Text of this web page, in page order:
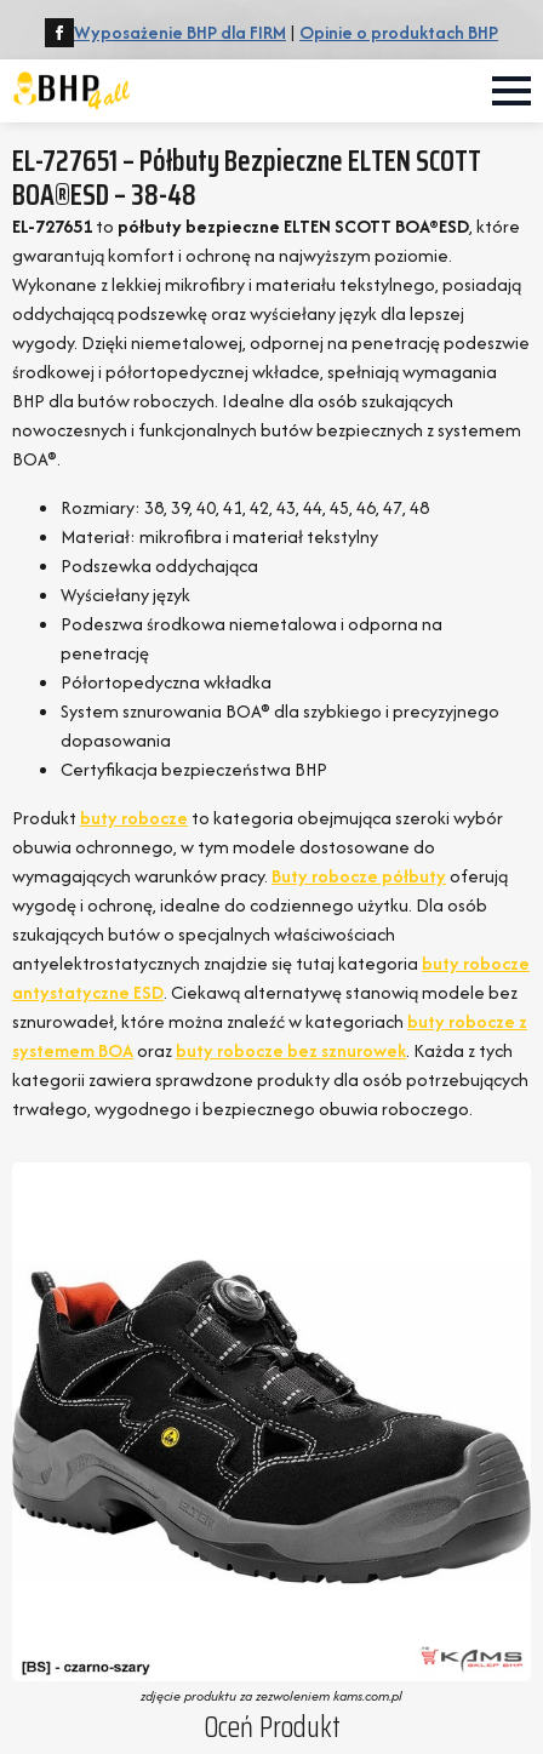
Wyposażenie BHP dla FIRM | Opinie o produktach BHP
EL-727651 – Półbuty Bezpieczne ELTEN SCOTT
BOA®ESD – 38-48
EL-727651to półbuty bezpieczne ELTEN SCOTT BOA®ESD, które
gwarantują komfort i ochronę na najwyższym poziomie.
Wykonane z lekkiej mikrofibry i materiału tekstylnego, posiadają
oddychającą podszewkę oraz wyściełany język dla lepszej
wygody. Dzięki niemetalowej, odpornej na penetrację podeszwie
środkowej i półortopedycznej wkładce, spełniają wymagania
BHP dla butów roboczych. Idealne dla osób szukających
nowoczesnych i funkcjonalnych butów bezpiecznych z systemem
BOA®.
Rozmiary: 38, 39, 40, 41, 42, 43, 44, 45, 46, 47, 48
Materiał: mikrofibra i materiał tekstylny
Podszewka oddychająca
Wyściełany język
Podeszwa środkowa niemetalowa i odporna na
penetrację
Półortopedyczna wkładka
System sznurowania BOA® dla szybkiego i precyzyjnego
dopasowania
Certyfikacja bezpieczeństwa BHP
Produkt buty robocze to kategoria obejmująca szeroki wybór
obuwia ochronnego, w tym modele dostosowane do
wymagających warunków pracy. Buty robocze półbutyoferują
wygodę i ochronę, idealne do codziennego użytku. Dla osób
szukających butów o specjalnych właściwościach
antyelektrostatycznych znajdzie się tutaj kategoria buty robocze
antystatyczne ESD. Ciekawą alternatywę stanowią modele bez
sznurowadeł, które można znaleźć w kategoriach buty robocze z
systemem BOAorazbuty robocze bez sznurowek. Każda z tych
kategorii zawiera sprawdzone produkty dla osób potrzebujących
trwałego, wygodnego i bezpiecznego obuwia roboczego.
zdjęcie produktu za zezwoleniem kams.com.pl
Oceń Produkt